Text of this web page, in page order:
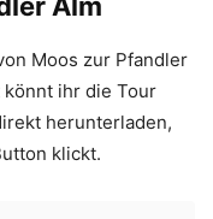
Alm
Moos zur Pfandler
ihr die Tour
herunterladen,
klickt.